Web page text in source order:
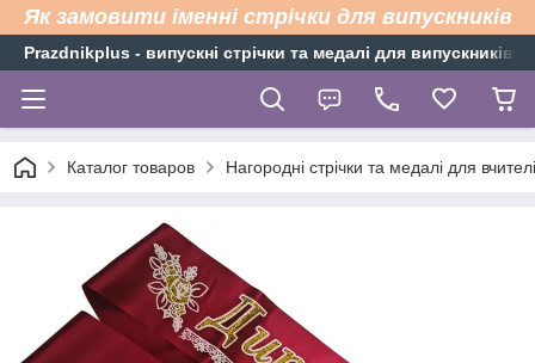
Як замовити іменні стрічки для випускників
Рrazdnikplus - випускні стрічки та медалі для випускників
Каталог товаров Нагородні стрічки та медалі для